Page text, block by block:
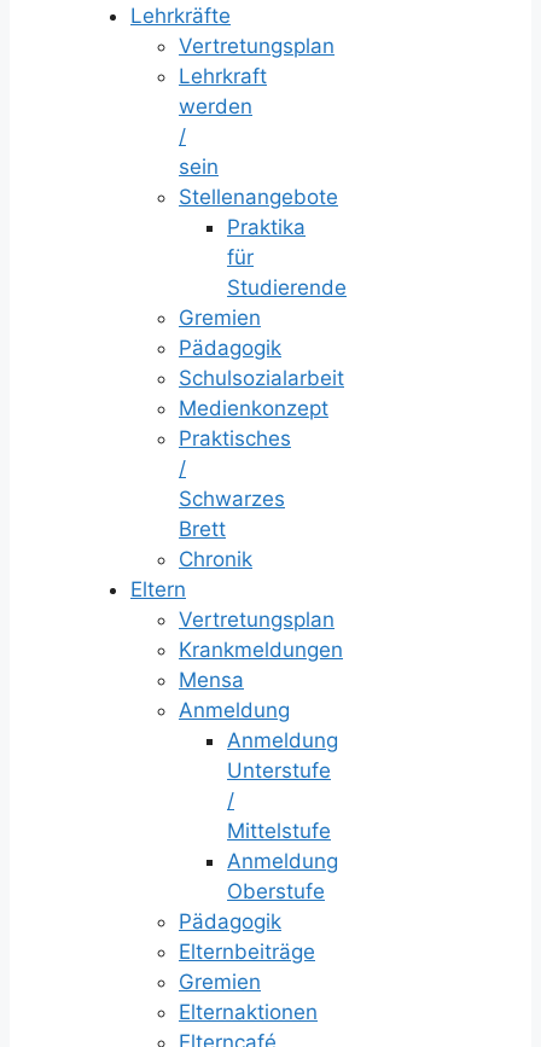
Lehrkräfte
Vertretungsplan
Lehrkraft
werden
/
sein
Stellenangebote
Praktika
für
Studierende
Gremien
Pädagogik
Schulsozialarbeit
Medienkonzept
Praktisches
/
Schwarzes
Brett
Chronik
Eltern
Vertretungsplan
Krankmeldungen
Mensa
Anmeldung
Anmeldung
Unterstufe
/
Mittelstufe
Anmeldung
Oberstufe
Pädagogik
Elternbeiträge
Gremien
Elternaktionen